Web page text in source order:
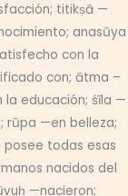
titikṣā —
anasūya
con la
con; ātma –
educación; śīla —
rūpa —en belleza;
todas esas
nacidos del
—nacieron;